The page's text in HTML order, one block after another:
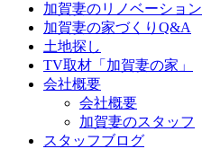
加賀妻のリノベーション
加賀妻の家づくりQ&A
土地探し
TV取材「加賀妻の家」
会社概要
会社概要
加賀妻のスタッフ
スタッフブログ